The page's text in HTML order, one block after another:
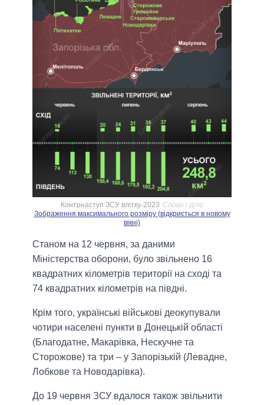
Контрнаступ ЗСУ влітку-2023 Слово і діло
Зображення максимального розміру (відкриється в новому
вікні)
Станом на 12 червня, за даними
Міністерства оборони, було звільнено 16
квадратних кілометрів території на сході та
74 квадратних кілометрів на півдні.
Крім того, українські військові деокупували
чотири населені пункти в Донецькій області
(Благодатне, Макарівка, Нескучне та
Сторожове) та три – у Запорізькій (Левадне,
Лобкове та Новодарівка).
До 19 червня ЗСУ вдалося також звільнити